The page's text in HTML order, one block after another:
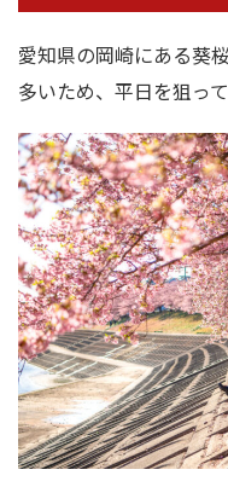
愛知県の岡崎にある葵
多いため、平日を狙って